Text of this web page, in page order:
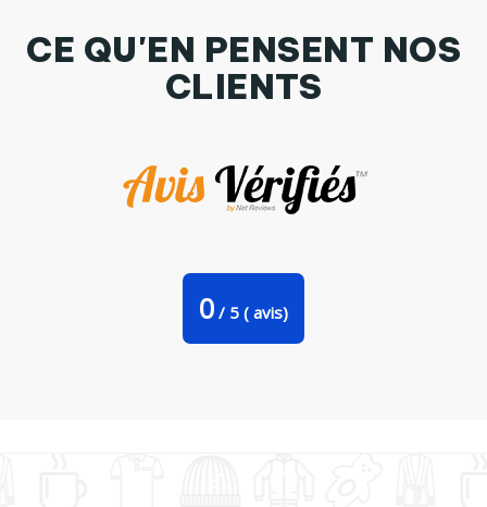
CE QU'EN PENSENT NOS
CLIENTS
0 / 5 ( avis)